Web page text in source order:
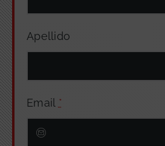
Apellido
Email *